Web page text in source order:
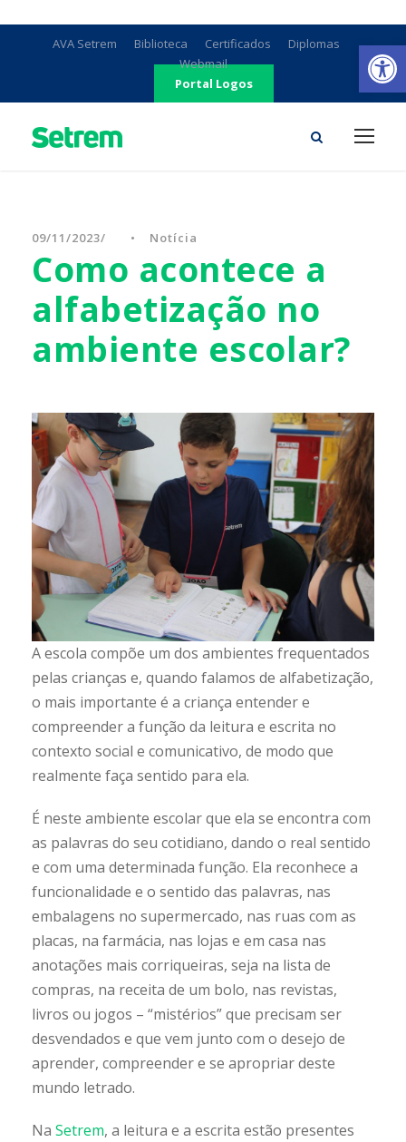
AVA Setrem Biblioteca Certificados
Diplomas
Webmail
Portal Logos
09/11/2023 • Notícia
Como acontece a
alfabetização no
ambiente escolar?
A escola compõe um dos ambientes frequentados
pelas crianças e, quando falamos de alfabetização,
o mais importante é a criança entender e
compreender a função da leitura e escrita no
contexto social e comunicativo, de modo que
realmente faça sentido para ela.
É neste ambiente escolar que ela se encontra com
as palavras do seu cotidiano, dando o real sentido
e com uma determinada função. Ela reconhece a
funcionalidade e o sentido das palavras, nas
embalagens no supermercado, nas ruas com as
placas, na farmácia, nas lojas e em casa nas
anotações mais corriqueiras, seja na lista de
compras, na receita de um bolo, nas revistas,
livros ou jogos – “mistérios” que precisam ser
desvendados e que vem junto com o desejo de
aprender, compreender e se apropriar deste
mundo letrado.
Na Setrem, a leitura e a escrita estão presentes